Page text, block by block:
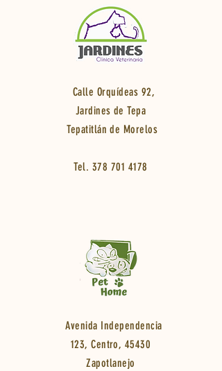
Calle Orquídeas 92,
Jardines de Tepa
Tepatitlán de Morelos
Tel. 378 701 4178
Avenida Independencia
123, Centro, 45430
Zapotlanejo